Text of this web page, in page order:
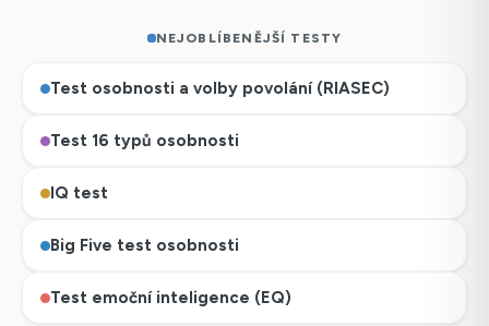
NEJOBLÍBENĚJŠÍ TESTY
Test osobnosti a volby povolání (RIASEC)
Test 16 typů osobnosti
IQ test
Big Five test osobnosti
Test emoční inteligence (EQ)